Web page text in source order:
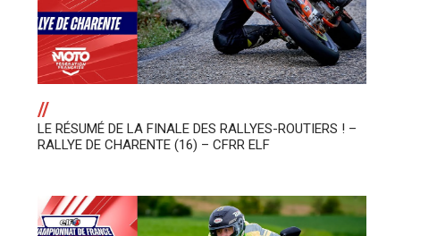
//
LE RÉSUMÉ DE LA FINALE DES RALLYES-ROUTIERS ! –
RALLYE DE CHARENTE (16) – CFRR ELF